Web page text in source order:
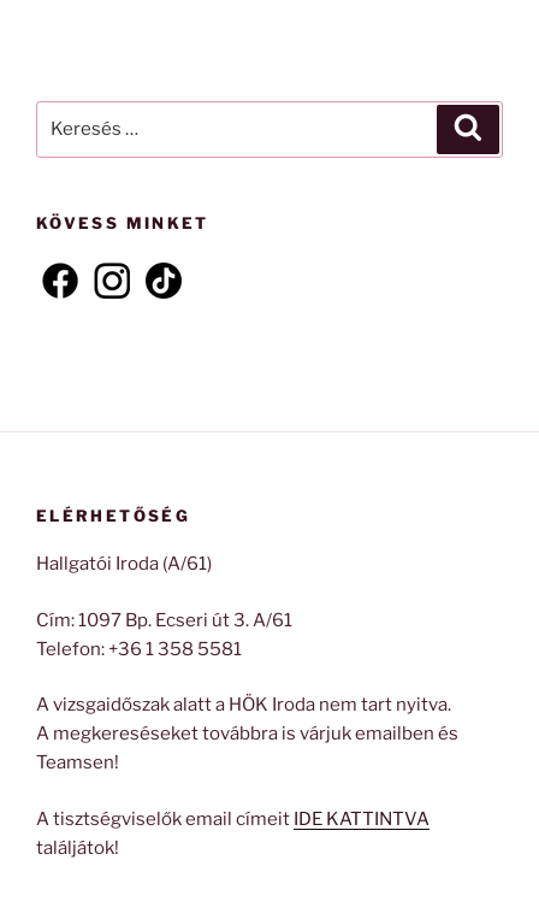
KÖVESS MINKET
ELÉRHETŐSÉG
Hallgatói Iroda (A/61)
Cím: 1097 Bp. Ecseri út 3. A/61
Telefon: +36 1 358 5581
A vizsgaidőszak alatt a HÖK Iroda nem tart nyitva.
A megkereséseket továbbra is várjuk emailben és
Teamsen!
A tisztségviselők email címeit IDE KATTINTVA
találjátok!